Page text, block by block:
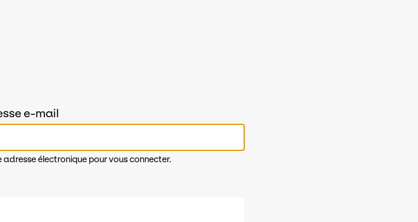
e-mail
électronique pour vous connecter.